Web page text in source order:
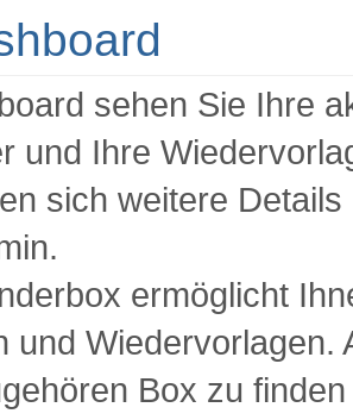
sehen Sie Ihre
und Ihre
sich weitere
ermöglicht
und
Box zu